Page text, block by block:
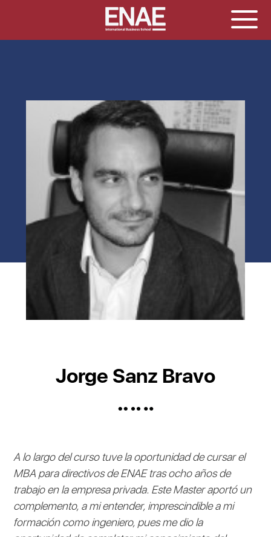
Jorge Sanz Bravo
A lo largo del curso tuve la oportunidad de cursar el
MBA para directivos de ENAE tras ocho años de
trabajo en la empresa privada. Este Master aportó un
complemento, a mi entender, imprescindible a mi
formación como ingeniero, pues me dio la